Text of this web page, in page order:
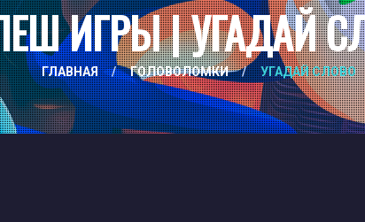
ИГРЫ | УГАДАЙ
ГЛАВНАЯ / ГОЛОВОЛОМКИ / УГАДАЙ СЛОВО